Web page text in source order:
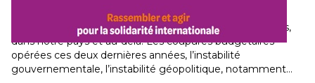
Le secteur humanitaire connaît des difficultés profondes,
dans notre pays et au-delà. Les coupures budgétaires
opérées ces deux dernières années, l’instabilité
gouvernementale, l’instabilité géopolitique, notamment…